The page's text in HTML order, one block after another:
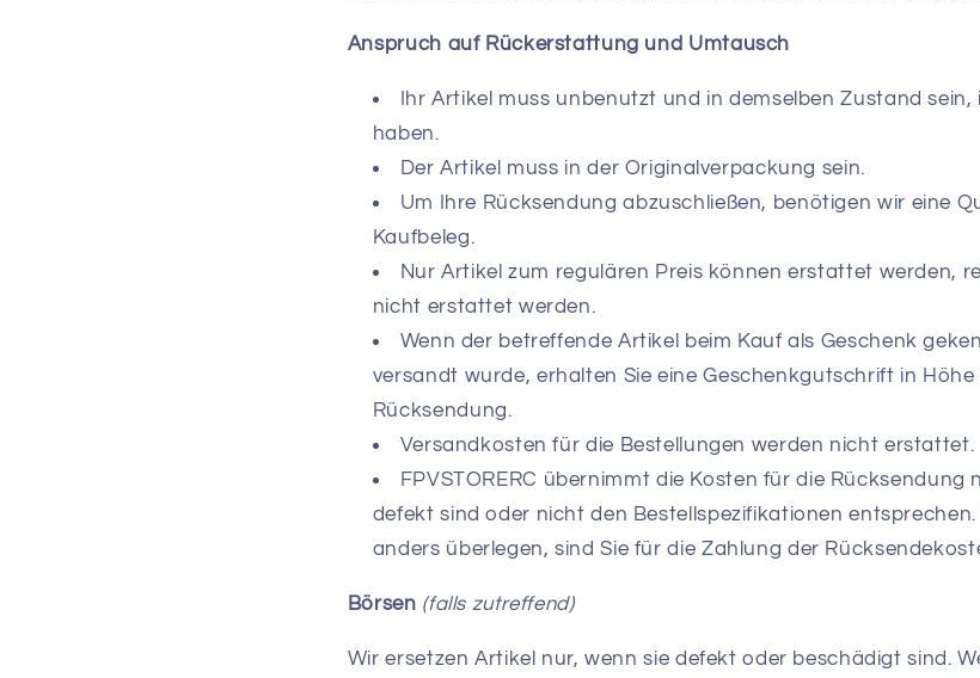
Anspruch auf Rückerstattung und Umtausch
Ihr Artikel muss unbenutzt und in demselben Zustand sein,
haben.
Der Artikel muss in der Originalverpackung sein.
Um Ihre Rücksendung abzuschließen, benötigen wir eine
Kaufbeleg.
Nur Artikel zum regulären Preis können erstattet werden,
nicht erstattet werden.
Wenn der betreffende Artikel beim Kauf als Geschenk
versandt wurde, erhalten Sie eine Geschenkgutschrift in Höhe
Rücksendung.
Versandkosten für die Bestellungen werden nicht erstattet.
FPVSTORERC übernimmt die Kosten für die Rücksendung
defekt sind oder nicht den Bestellspezifikationen entsprechen.
anders überlegen, sind Sie für die Zahlung der
Börsen (falls zutreffend)
Wir ersetzen Artikel nur, wenn sie defekt oder beschädigt sind.